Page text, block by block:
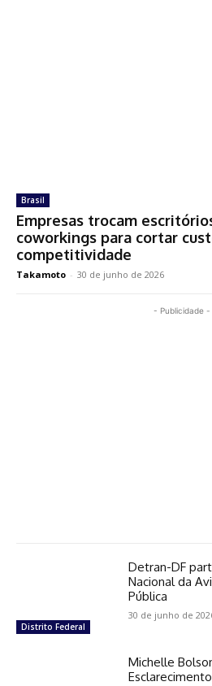
Brasil
Empresas trocam
coworkings para cortar
competitividade
Takamoto - 30 de junho de 2026
- Publicidade -
Distrito Federal
Detran-DF
Nacional da
Pública
30 de junho de
Michelle
Esclarecimento